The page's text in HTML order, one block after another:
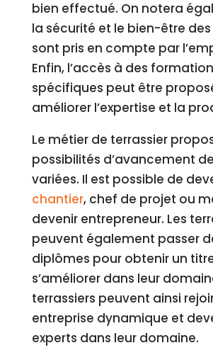
bien effectué. On notera
la sécurité et le bien-être
sont pris en compte par
Enfin, l’accès à des
spécifiques peut être
améliorer l’expertise et la
Le métier de terrassier
possibilités d’avancement
variées. Il est possible de
chantier, chef de projet ou
devenir entrepreneur. Les
peuvent également passer
diplômes pour obtenir un
s’améliorer dans leur
terrassiers peuvent ainsi
entreprise dynamique et
experts dans leur domaine.